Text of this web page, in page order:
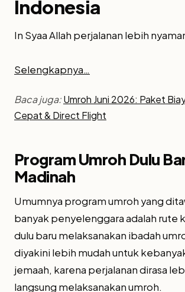
Indonesia
In Syaa Allah perjalanan lebih
Selengkapnya…
Baca juga:Umroh Juni 2026: Paket
Cepat & Direct Flight
Program Umroh Dulu
Madinah
Umumnya program umroh yang
banyak penyelenggara adalah rute
dulu baru melaksanakan ibadah
diyakini lebih mudah untuk
jemaah, karena perjalanan dirasa
langsung melaksanakan umroh.